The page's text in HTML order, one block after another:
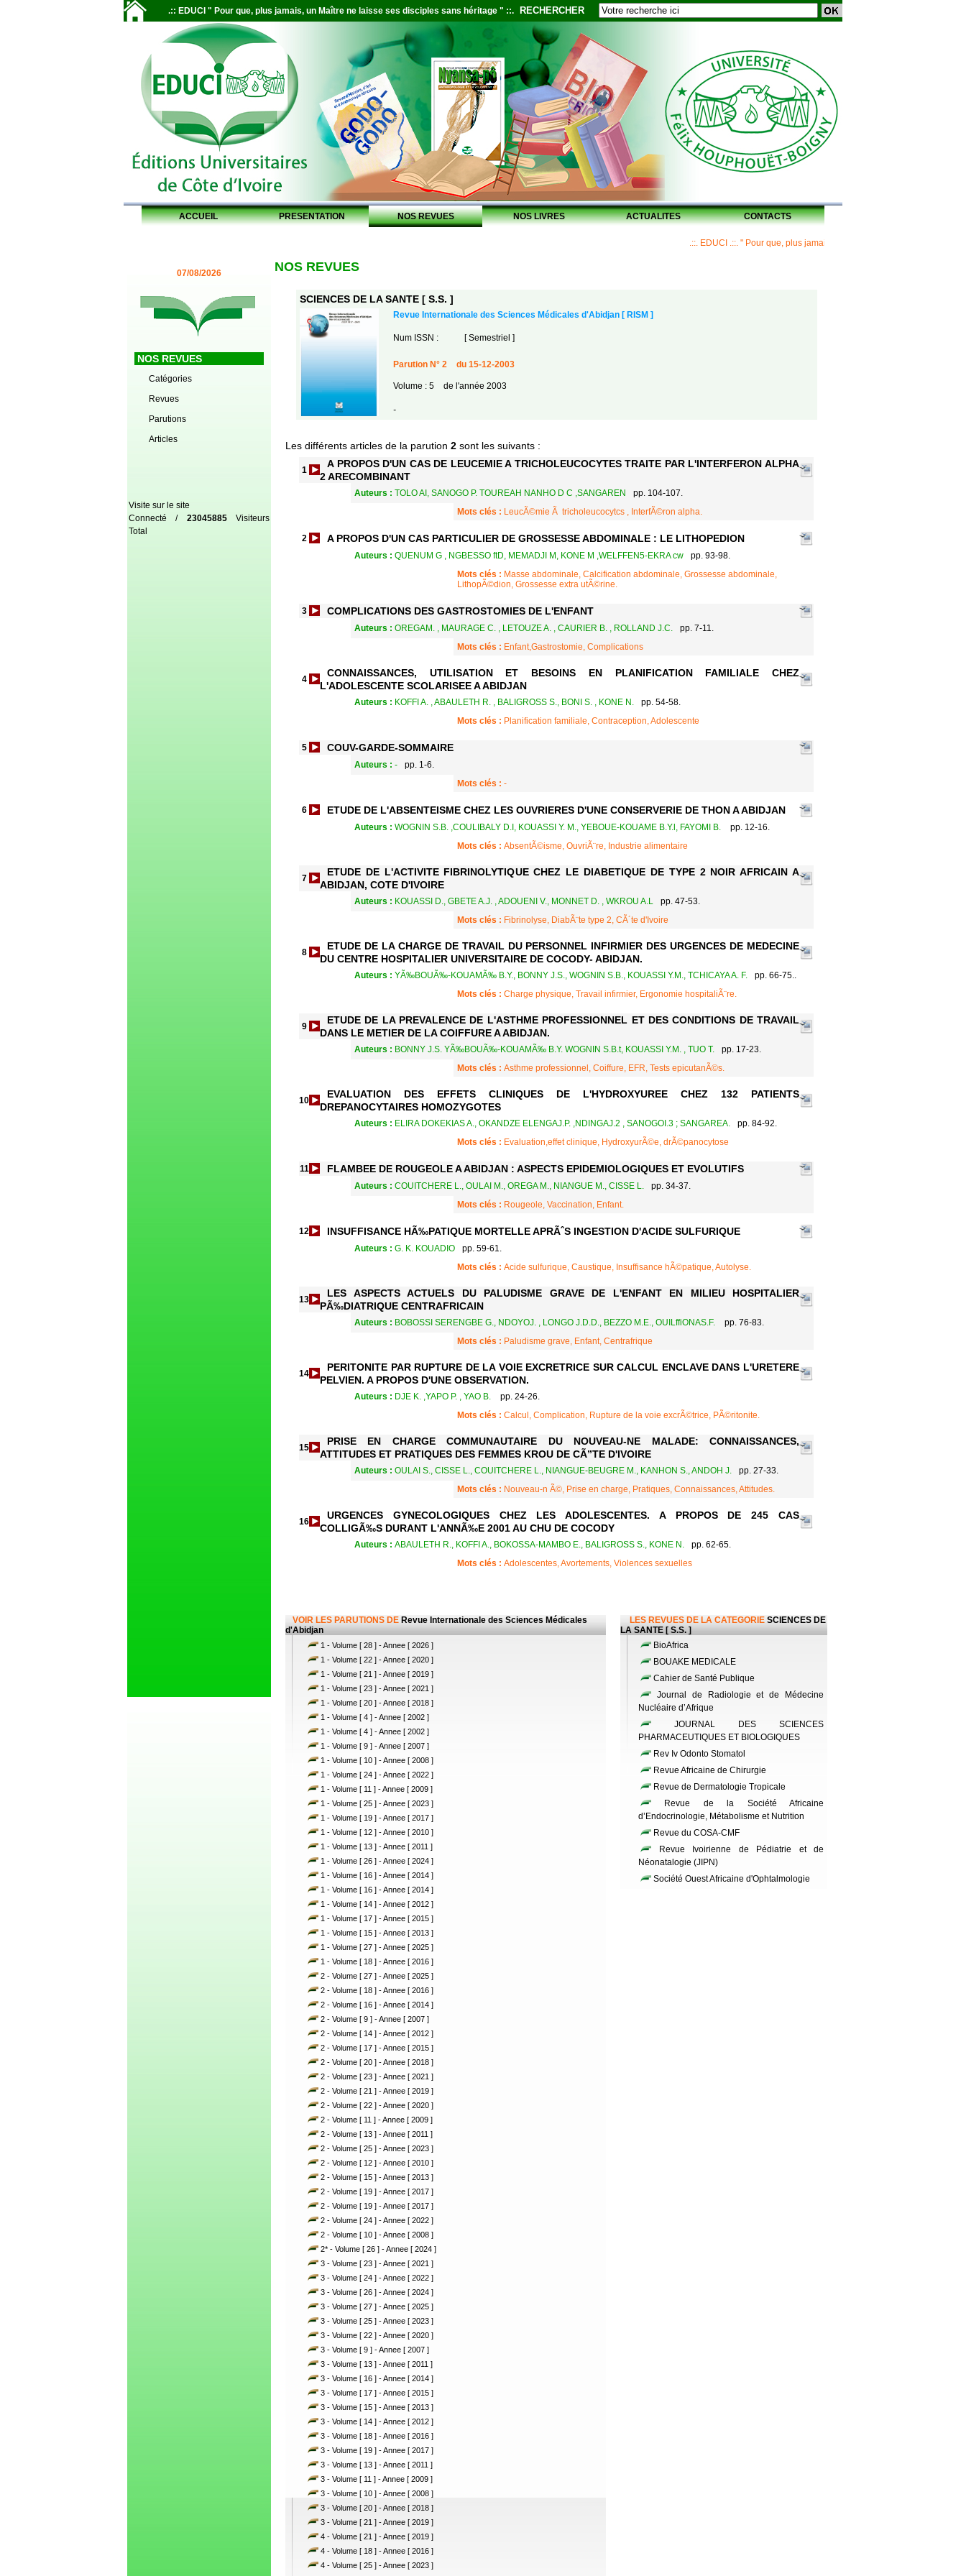
.:: EDUCI " Pour que, plus jamais, un Maître ne laisse ses disciples sans héritage " ::. RECHERCHER
ACCUEIL PRESENTATION NOS REVUES NOS LIVRES ACTUALITES CONTACTS
.::. EDUCI .::. " Pour que, plus jamais, un Maître ne laisse ses disciples sans
07/08/2026
NOS REVUES
Catégories
Revues
Parutions
Articles
Visite sur le site
Connecté / 23045885Visiteurs
Total
NOS REVUES
SCIENCES DE LA SANTE [ S.S. ]
Revue Internationale des Sciences Médicales d'Abidjan [ RISM ]
Num ISSN : [ Semestriel ]
Parution N° 2 du 15-12-2003
Volume : 5 de l'année 2003
-
Les différents articles de la parution 2 sont les suivants :
1
A PROPOS D'UN CAS DE LEUCEMIE A TRICHOLEUCOCYTES TRAITE PAR L'INTERFERON ALPHA
2 ARECOMBINANT
Auteurs : TOLO AI, SANOGO P. TOUREAH NANHO D C ,SANGAREN
pp. 104-107.
Mots clés : LeucÃ©mie Ã tricholeucocytcs , InterfÃ©ron alpha.
2 A PROPOS D'UN CAS PARTICULIER DE GROSSESSE ABDOMINALE : LE LITHOPEDION
Auteurs : QUENUM G , NGBESSO ftD, MEMADJI M, KONE M ,WELFFEN5-EKRA cw
pp. 93-98.
Mots clés : Masse abdominale, Calcification abdominale, Grossesse abdominale,
LithopÃ©dion, Grossesse extra utÃ©rine.
3 COMPLICATIONS DES GASTROSTOMIES DE L'ENFANT
Auteurs : OREGAM. , MAURAGE C. , LETOUZE A. , CAURIER B. , ROLLAND J.C.
pp. 7-11.
Mots clés : Enfant,Gastrostomie, Complications
4
CONNAISSANCES, UTILISATION ET BESOINS EN PLANIFICATION FAMILIALE CHEZ
L'ADOLESCENTE SCOLARISEE A ABIDJAN
Auteurs : KOFFI A. , ABAULETH R. , BALIGROSS S., BONI S. , KONE N.
pp. 54-58.
Mots clés : Planification familiale, Contraception, Adolescente
5 COUV-GARDE-SOMMAIRE
Auteurs : -
pp. 1-6.
Mots clés : -
6 ETUDE DE L'ABSENTEISME CHEZ LES OUVRIERES D'UNE CONSERVERIE DE THON A ABIDJAN
Auteurs : WOGNIN S.B. ,COULIBALY D.I, KOUASSI Y. M., YEBOUE-KOUAME B.Y.l, FAYOMI B.
pp. 12-16.
Mots clés : AbsentÃ©isme, OuvriÃ¨re, Industrie alimentaire
7
ETUDE DE L'ACTIVITE FIBRINOLYTIQUE CHEZ LE DIABETIQUE DE TYPE 2 NOIR AFRICAIN A
ABIDJAN, COTE D'IVOIRE
Auteurs : KOUASSI D., GBETE A.J. , ADOUENI V., MONNET D. , WKROU A.L
pp. 47-53.
Mots clés : Fibrinolyse, DiabÃ¨te type 2, CÃ´te d'Ivoire
8
ETUDE DE LA CHARGE DE TRAVAIL DU PERSONNEL INFIRMIER DES URGENCES DE MEDECINE
DU CENTRE HOSPITALIER UNIVERSITAIRE DE COCODY- ABIDJAN.
Auteurs : YÃ‰BOUÃ‰-KOUAMÃ‰ B.Y., BONNY J.S., WOGNIN S.B., KOUASSI Y.M., TCHICAYA A. F.
pp. 66-75..
Mots clés : Charge physique, Travail infirmier, Ergonomie hospitaliÃ¨re.
9
ETUDE DE LA PREVALENCE DE L'ASTHME PROFESSIONNEL ET DES CONDITIONS DE TRAVAIL
DANS LE METIER DE LA COIFFURE A ABIDJAN.
Auteurs : BONNY J.S. YÃ‰BOUÃ‰-KOUAMÃ‰ B.Y. WOGNIN S.B.t, KOUASSI Y.M. , TUO T.
pp. 17-23.
Mots clés : Asthme professionnel, Coiffure, EFR, Tests epicutanÃ©s.
10
EVALUATION DES EFFETS CLINIQUES DE L'HYDROXYUREE CHEZ 132 PATIENTS
DREPANOCYTAIRES HOMOZYGOTES
Auteurs : ELIRA DOKEKIAS A., OKANDZE ELENGAJ.P. ,NDINGAJ.2 , SANOGOI.3 ; SANGAREA.
pp. 84-92.
Mots clés : Evaluation,effet clinique, HydroxyurÃ©e, drÃ©panocytose
11 FLAMBEE DE ROUGEOLE A ABIDJAN : ASPECTS EPIDEMIOLOGIQUES ET EVOLUTIFS
Auteurs : COUITCHERE L., OULAI M., OREGA M., NIANGUE M., CISSE L.
pp. 34-37.
Mots clés : Rougeole, Vaccination, Enfant.
12 INSUFFISANCE HÃ‰PATIQUE MORTELLE APRÃˆS INGESTION D'ACIDE SULFURIQUE
Auteurs : G. K. KOUADIO
pp. 59-61.
Mots clés : Acide sulfurique, Caustique, Insuffisance hÃ©patique, Autolyse.
13
LES ASPECTS ACTUELS DU PALUDISME GRAVE DE L'ENFANT EN MILIEU HOSPITALIER
PÃ‰DIATRIQUE CENTRAFRICAIN
Auteurs : BOBOSSI SERENGBE G., NDOYOJ. , LONGO J.D.D., BEZZO M.E., OUILffiONAS.F.
pp. 76-83.
Mots clés : Paludisme grave, Enfant, Centrafrique
14
PERITONITE PAR RUPTURE DE LA VOIE EXCRETRICE SUR CALCUL ENCLAVE DANS L'URETERE
PELVIEN. A PROPOS D'UNE OBSERVATION.
Auteurs : DJE K. ,YAPO P. , YAO B.
pp. 24-26.
Mots clés : Calcul, Complication, Rupture de la voie excrÃ©trice, PÃ©ritonite.
15
PRISE EN CHARGE COMMUNAUTAIRE DU NOUVEAU-NE MALADE: CONNAISSANCES,
ATTITUDES ET PRATIQUES DES FEMMES KROU DE CÃ”TE D'IVOIRE
Auteurs : OULAI S., CISSE L., COUITCHERE L., NIANGUE-BEUGRE M., KANHON S., ANDOH J.
pp. 27-33.
Mots clés : Nouveau-n Ã©, Prise en charge, Pratiques, Connaissances, Attitudes.
16
URGENCES GYNECOLOGIQUES CHEZ LES ADOLESCENTES. A PROPOS DE 245 CAS
COLLIGÃ‰S DURANT L'ANNÃ‰E 2001 AU CHU DE COCODY
Auteurs : ABAULETH R., KOFFI A., BOKOSSA-MAMBO E., BALIGROSS S., KONE N.
pp. 62-65.
Mots clés : Adolescentes, Avortements, Violences sexuelles
VOIR LES PARUTIONS DE Revue Internationale des Sciences Médicales
d'Abidjan
1 - Volume [ 28 ] - Annee [ 2026 ]
1 - Volume [ 22 ] - Annee [ 2020 ]
1 - Volume [ 21 ] - Annee [ 2019 ]
1 - Volume [ 23 ] - Annee [ 2021 ]
1 - Volume [ 20 ] - Annee [ 2018 ]
1 - Volume [ 4 ] - Annee [ 2002 ]
1 - Volume [ 4 ] - Annee [ 2002 ]
1 - Volume [ 9 ] - Annee [ 2007 ]
1 - Volume [ 10 ] - Annee [ 2008 ]
1 - Volume [ 24 ] - Annee [ 2022 ]
1 - Volume [ 11 ] - Annee [ 2009 ]
1 - Volume [ 25 ] - Annee [ 2023 ]
1 - Volume [ 19 ] - Annee [ 2017 ]
1 - Volume [ 12 ] - Annee [ 2010 ]
1 - Volume [ 13 ] - Annee [ 2011 ]
1 - Volume [ 26 ] - Annee [ 2024 ]
1 - Volume [ 16 ] - Annee [ 2014 ]
1 - Volume [ 16 ] - Annee [ 2014 ]
1 - Volume [ 14 ] - Annee [ 2012 ]
1 - Volume [ 17 ] - Annee [ 2015 ]
1 - Volume [ 15 ] - Annee [ 2013 ]
1 - Volume [ 27 ] - Annee [ 2025 ]
1 - Volume [ 18 ] - Annee [ 2016 ]
2 - Volume [ 27 ] - Annee [ 2025 ]
2 - Volume [ 18 ] - Annee [ 2016 ]
2 - Volume [ 16 ] - Annee [ 2014 ]
2 - Volume [ 9 ] - Annee [ 2007 ]
2 - Volume [ 14 ] - Annee [ 2012 ]
2 - Volume [ 17 ] - Annee [ 2015 ]
2 - Volume [ 20 ] - Annee [ 2018 ]
2 - Volume [ 23 ] - Annee [ 2021 ]
2 - Volume [ 21 ] - Annee [ 2019 ]
2 - Volume [ 22 ] - Annee [ 2020 ]
2 - Volume [ 11 ] - Annee [ 2009 ]
2 - Volume [ 13 ] - Annee [ 2011 ]
2 - Volume [ 25 ] - Annee [ 2023 ]
2 - Volume [ 12 ] - Annee [ 2010 ]
2 - Volume [ 15 ] - Annee [ 2013 ]
2 - Volume [ 19 ] - Annee [ 2017 ]
2 - Volume [ 19 ] - Annee [ 2017 ]
2 - Volume [ 24 ] - Annee [ 2022 ]
2 - Volume [ 10 ] - Annee [ 2008 ]
2* - Volume [ 26 ] - Annee [ 2024 ]
3 - Volume [ 23 ] - Annee [ 2021 ]
3 - Volume [ 24 ] - Annee [ 2022 ]
3 - Volume [ 26 ] - Annee [ 2024 ]
3 - Volume [ 27 ] - Annee [ 2025 ]
3 - Volume [ 25 ] - Annee [ 2023 ]
3 - Volume [ 22 ] - Annee [ 2020 ]
3 - Volume [ 9 ] - Annee [ 2007 ]
3 - Volume [ 13 ] - Annee [ 2011 ]
3 - Volume [ 16 ] - Annee [ 2014 ]
3 - Volume [ 17 ] - Annee [ 2015 ]
3 - Volume [ 15 ] - Annee [ 2013 ]
3 - Volume [ 14 ] - Annee [ 2012 ]
3 - Volume [ 18 ] - Annee [ 2016 ]
3 - Volume [ 19 ] - Annee [ 2017 ]
3 - Volume [ 13 ] - Annee [ 2011 ]
3 - Volume [ 11 ] - Annee [ 2009 ]
3 - Volume [ 10 ] - Annee [ 2008 ]
3 - Volume [ 20 ] - Annee [ 2018 ]
3 - Volume [ 21 ] - Annee [ 2019 ]
4 - Volume [ 21 ] - Annee [ 2019 ]
4 - Volume [ 18 ] - Annee [ 2016 ]
4 - Volume [ 25 ] - Annee [ 2023 ]
LES REVUES DE LA CATEGORIE SCIENCES DE
LA SANTE [ S.S. ]
BioAfrica
BOUAKE MEDICALE
Cahier de Santé Publique
Journal de Radiologie et de Médecine
Nucléaire d’Afrique
JOURNAL DES SCIENCES
PHARMACEUTIQUES ET BIOLOGIQUES
Rev Iv Odonto Stomatol
Revue Africaine de Chirurgie
Revue de Dermatologie Tropicale
Revue de la Société Africaine
d’Endocrinologie, Métabolisme et Nutrition
Revue du COSA-CMF
Revue Ivoirienne de Pédiatrie et de
Néonatalogie (JIPN)
Société Ouest Africaine d'Ophtalmologie